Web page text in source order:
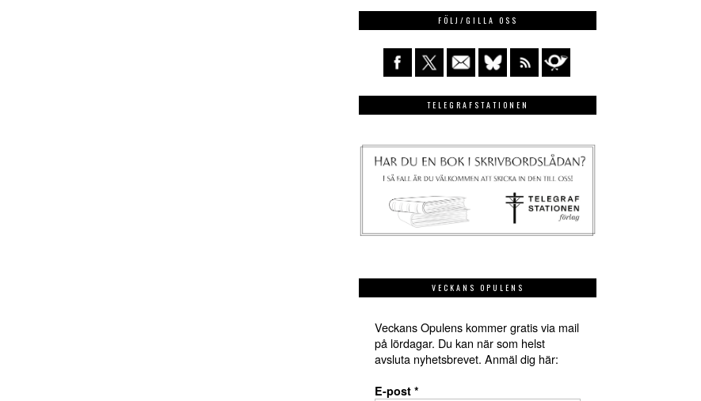
FÖLJ/GILLA OSS
TELEGRAFSTATIONEN
VECKANS OPULENS
Veckans Opulens kommer gratis via mail
på lördagar. Du kan när som helst
avsluta nyhetsbrevet. Anmäl dig här:
E-post *